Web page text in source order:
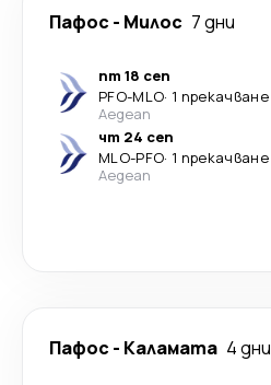
Пафос - Милос 7 дни
пт 18 сеп
PFO-MLO· 1 прекачване
Aegean
чт 24 сеп
MLO-PFO· 1 прекачване
Aegean
Пафос - Каламата 4 дни